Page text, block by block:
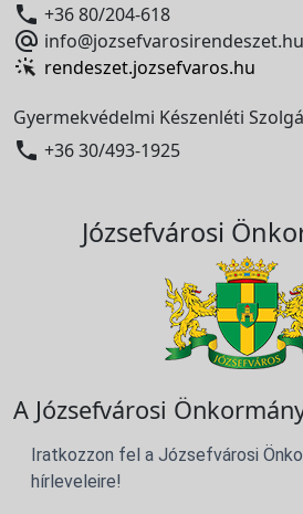
 +36 80/204-618
 info@jozsefvarosirendeszet.hu
rendeszet.jozsefvaros.hu
Gyermekvédelmi Készenléti
 +36 30/493-1925
Józsefvárosi
A Józsefvárosi
Iratkozzon fel a Józsefvárosi
hírleveleire!